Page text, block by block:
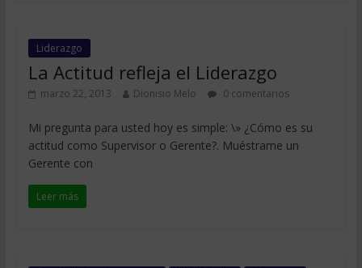
Liderazgo
La Actitud refleja el Liderazgo
marzo 22, 2013 Dionisio Melo 0 comentarios
Mi pregunta para usted hoy es simple: \» ¿Cómo es su
actitud como Supervisor o Gerente?. Muéstrame un
Gerente con
Leer más